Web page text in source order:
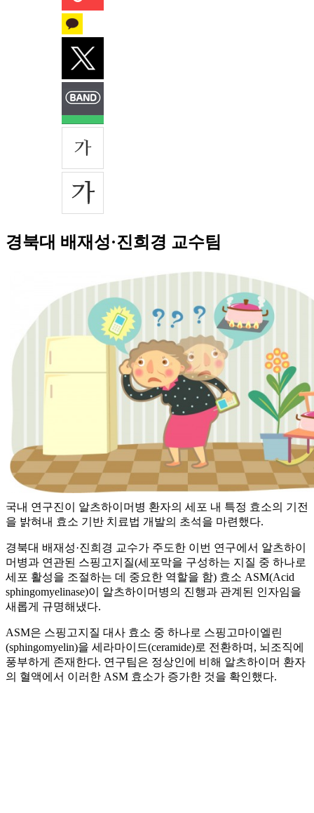
경북대 배재성·진희경 교수팀
국내 연구진이 알츠하이머병 환자의 세포 내 특정 효소의 기전
을 밝혀내 효소 기반 치료법 개발의 초석을 마련했다.
경북대 배재성·진희경 교수가 주도한 이번 연구에서 알츠하이
머병과 연관된 스핑고지질(세포막을 구성하는 지질 중 하나로
세포 활성을 조절하는 데 중요한 역할을 함) 효소 ASM(Acid
sphingomyelinase)이 알츠하이머병의 진행과 관계된 인자임을
새롭게 규명해냈다.
ASM은 스핑고지질 대사 효소 중 하나로 스핑고마이엘린
(sphingomyelin)을 세라마이드(ceramide)로 전환하며, 뇌조직에
풍부하게 존재한다. 연구팀은 정상인에 비해 알츠하이머 환자
의 혈액에서 이러한 ASM 효소가 증가한 것을 확인했다.